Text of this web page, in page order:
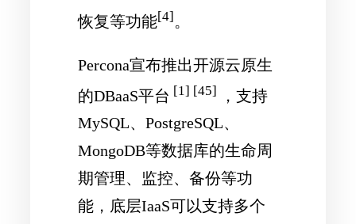
恢复等功能[4]
Percona宣布推出开源云原生
的DBaaS平台 [1] [45]
，支持
MySQL、PostgreSQL、
MongoDB等数据库的生命周
期管理、监控、备份等功
能，底层IaaS可以支持多个